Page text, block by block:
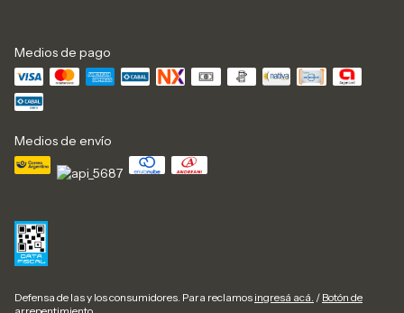
Medios de pago
Medios de envío
Defensa de las y los consumidores. Para reclamos ingresá acá. / Botón de